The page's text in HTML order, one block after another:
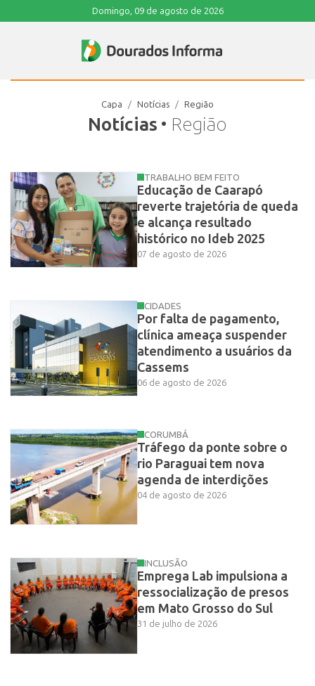
Domingo, 09 de agosto de 2026
Notícias • Região
Capa Notícias Região
TRABALHO BEM FEITO
Educação de Caarapó
reverte trajetória de queda
e alcança resultado
histórico no Ideb 2025
07 de agosto de 2026
CIDADES
Por falta de pagamento,
clínica ameaça suspender
atendimento a usuários da
Cassems
06 de agosto de 2026
CORUMBÁ
Tráfego da ponte sobre o
rio Paraguai tem nova
agenda de interdições
04 de agosto de 2026
INCLUSÃO
Emprega Lab impulsiona a
ressocialização de presos
em Mato Grosso do Sul
31 de julho de 2026